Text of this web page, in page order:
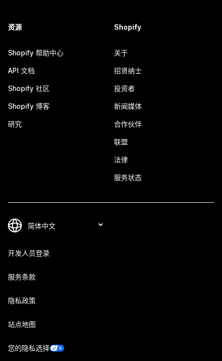
资源
Shopify 帮助中心
API 文档
Shopify 社区
Shopify 博客
研究
Shopify
关于
招贤纳士
投资者
新闻媒体
合作伙伴
联盟
法律
服务状态
开发人员登录
服务条款
隐私政策
站点地图
您的隐私选择